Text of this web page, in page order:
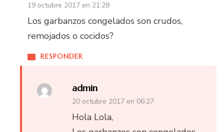
19 octubre 2017 en 21:28
RESPONDER
Los garbanzos congelados son crudos,
remojados o cocidos?
admin
20 octubre 2017 en 06:27
Hola Lola,